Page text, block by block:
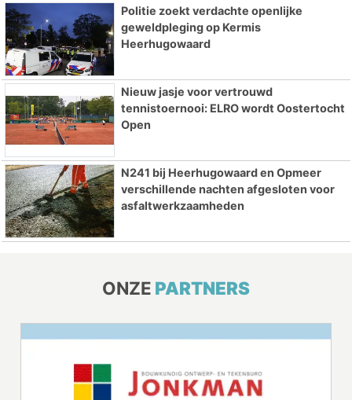
Politie zoekt verdachte openlijke
geweldpleging op Kermis
Heerhugowaard
Nieuw jasje voor vertrouwd
tennistoernooi: ELRO wordt Oostertocht
Open
N241 bij Heerhugowaard en Opmeer
verschillende nachten afgesloten voor
asfaltwerkzaamheden
ONZE PARTNERS